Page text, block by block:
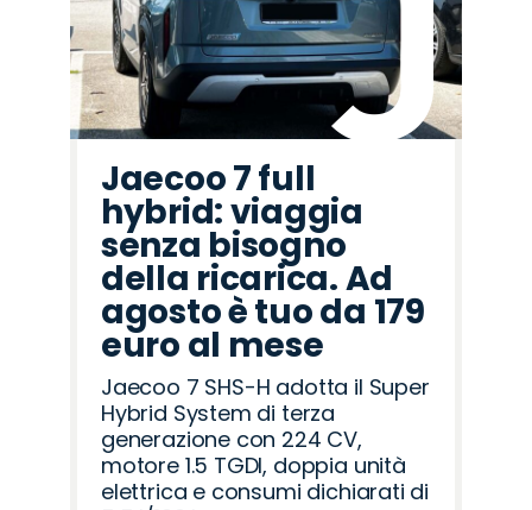
Jaecoo 7 full
hybrid: viaggia
senza bisogno
della ricarica. Ad
agosto è tuo da 179
euro al mese
Jaecoo 7 SHS-H adotta il Super
Hybrid System di terza
generazione con 224 CV,
motore 1.5 TGDI, doppia unità
elettrica e consumi dichiarati di